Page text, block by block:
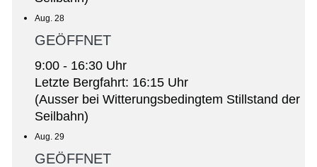
Aug. 28
GEÖFFNET
9:00 - 16:30 Uhr
Letzte Bergfahrt: 16:15 Uhr
(Ausser bei Witterungsbedingtem Stillstand der
Seilbahn)
Aug. 29
GEÖFFNET